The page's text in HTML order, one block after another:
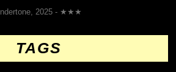
2025 - ★★★
TAGS